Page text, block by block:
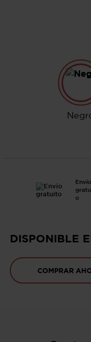
Envío
o
DISPONIBLE
COMPRAR